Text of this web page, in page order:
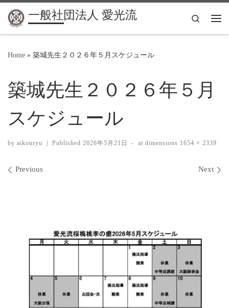
一般社団法人 愛光流
Search
Home » 築城先生２０２６年５月スケジュール
築城先生２０２６年５月
スケジュール
by aikouryu | Published 2026年5月21日 - at dimensions 1654 × 2339
Images navigation
Previous Next